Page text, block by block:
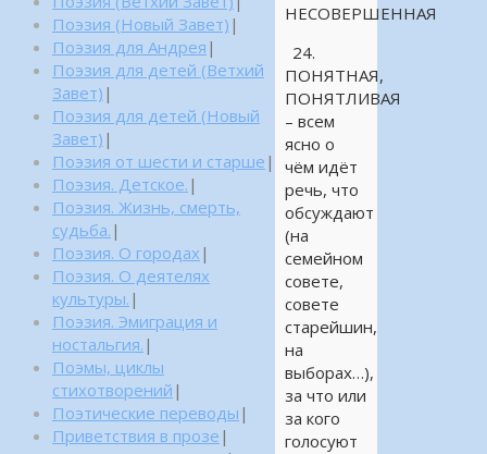
НЕСОВЕРШЕННАЯ
24.
ПОНЯТНАЯ,
ПОНЯТЛИВАЯ
– всем
ясно о
чём идёт
речь, что
обсуждают
(на
семейном
совете,
совете
старейшин,
на
выборах…),
за что или
за кого
голосуют
Поэзия (Новый Завет) |
Поэзия для Андрея |
Поэзия для детей (Ветхий
Завет) |
Поэзия для детей (Новый
Завет) |
Поэзия от шести и старше |
Поэзия. Детское. |
Поэзия. Жизнь, смерть,
судьба. |
Поэзия. О городах |
Поэзия. О деятелях
культуры. |
Поэзия. Эмиграция и
ностальгия. |
Поэмы, циклы
стихотворений |
Поэтические переводы |
Приветствия в прозе |